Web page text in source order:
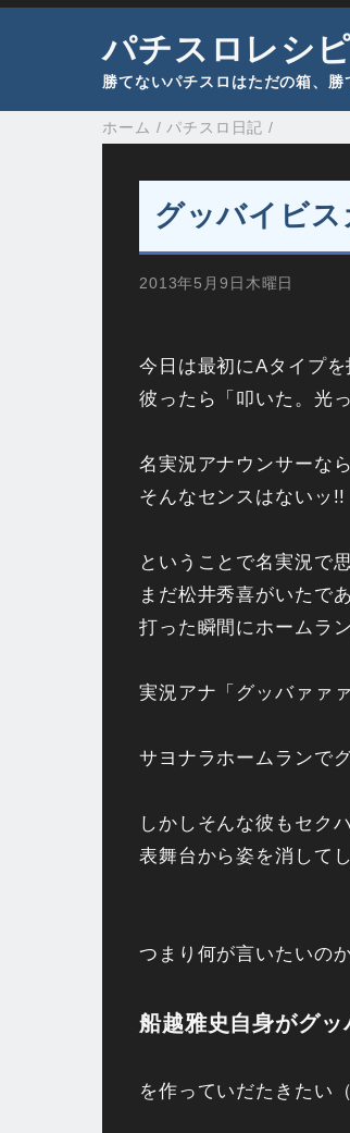
パチスロレシピ
勝てないパチスロはただの箱、
ホーム / パチスロ日記 /
グッバイビス
2013年5月9日木曜日
今日は最初にAタイプ
彼ったら「叩いた。光
名実況アナウンサーな
そんなセンスはないッ!!
ということで名実況で
まだ松井秀喜がいたで
打った瞬間にホームラ
実況アナ「グッバァァ
サヨナラホームランで
しかしそんな彼もセク
表舞台から姿を消してし
つまり何が言いたいの
船越雅史自身がグ
を作っていだたきたい